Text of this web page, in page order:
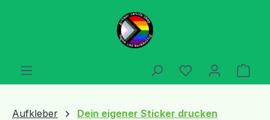
Zum Hauptinhalt springen
Du hast 0
Aufkleber Dein eigener Sticker drucken